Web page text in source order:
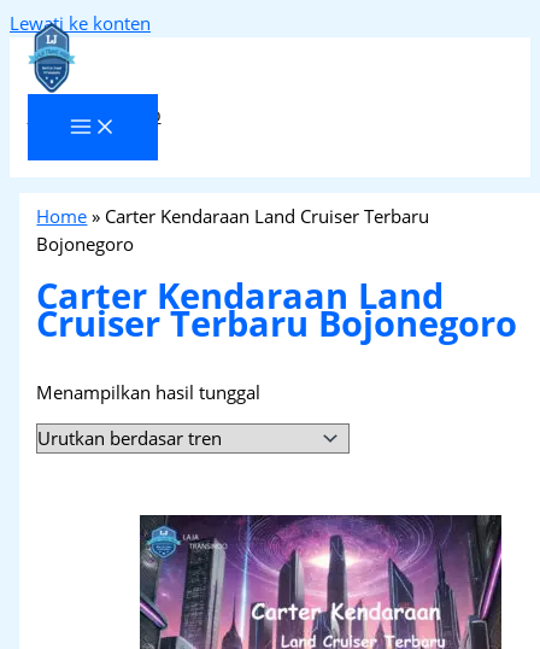
Lewati ke konten
Laja Transindo
Home » Carter Kendaraan Land Cruiser Terbaru
Bojonegoro
Carter Kendaraan Land
Cruiser Terbaru Bojonegoro
Menampilkan hasil tunggal